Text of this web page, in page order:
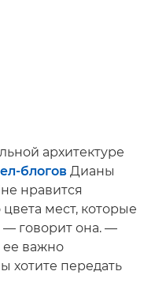
архитектуре
блогов Дианы
нравится
цвета мест, которые
— говорит она. —
ее важно
хотите передать